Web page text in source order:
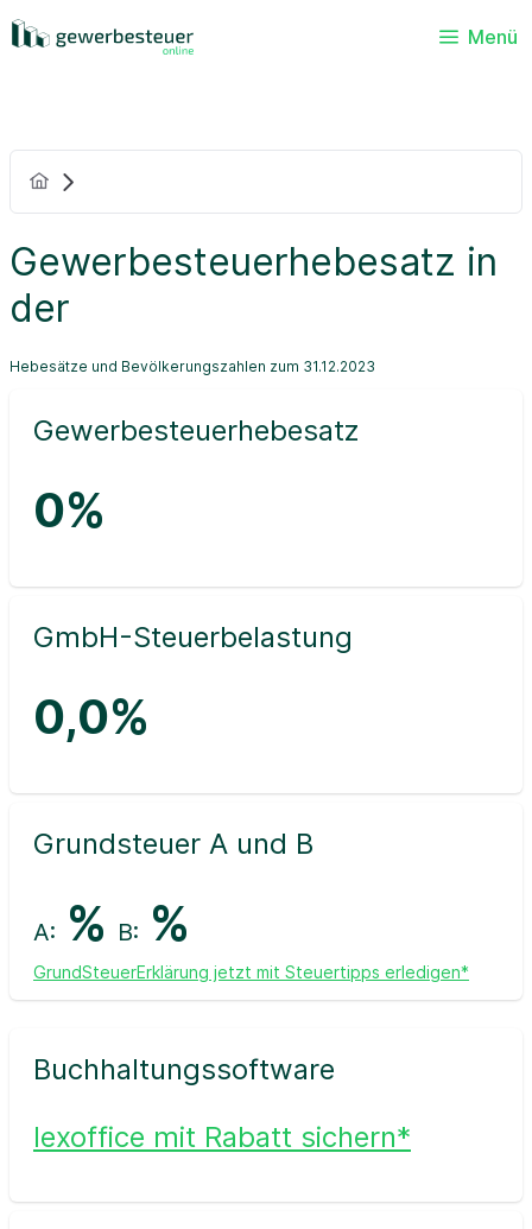
Menü
Gewerbesteuerhebesatz in
der
Hebesätze und Bevölkerungszahlen zum 31.12.2023
Gewerbesteuerhebesatz
0%
GmbH-Steuerbelastung
0,0%
Grundsteuer A und B
A: % B: %
GrundSteuerErklärung jetzt mit Steuertipps erledigen*
Buchhaltungssoftware
lexoffice mit Rabatt sichern*